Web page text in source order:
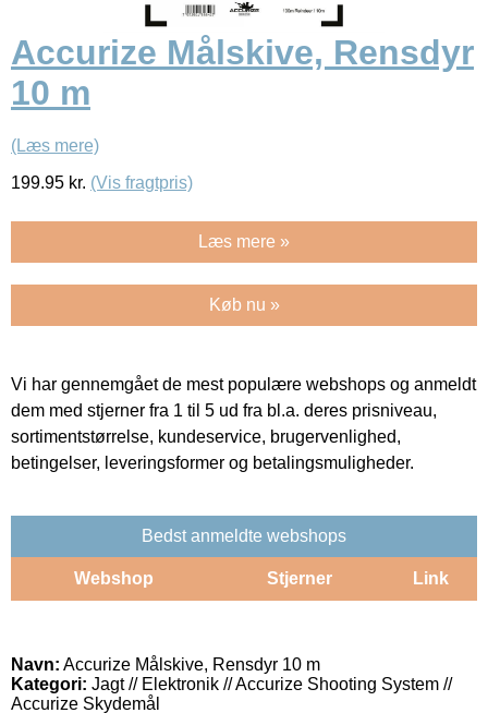
Accurize Målskive, Rensdyr
10 m
(Læs mere)
199.95 kr. (Vis fragtpris)
Læs mere »
Køb nu »
Vi har gennemgået de mest populære webshops og anmeldt
dem med stjerner fra 1 til 5 ud fra bl.a. deres prisniveau,
sortimentstørrelse, kundeservice, brugervenlighed,
betingelser, leveringsformer og betalingsmuligheder.
Bedst anmeldte webshops
Webshop Stjerner Link
Navn: Accurize Målskive, Rensdyr 10 m
Kategori: Jagt // Elektronik // Accurize Shooting System //
Accurize Skydemål